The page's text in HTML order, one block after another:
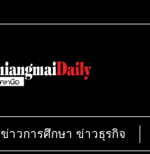
ข่าวการศึกษา ข่าวธุรกิจ